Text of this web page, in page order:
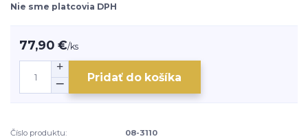
Nie sme platcovia DPH
77,90 €/ks
Pridať do košíka
Číslo produktu:
08-3110